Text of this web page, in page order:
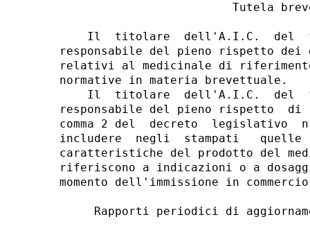
Tutela
Il  titolare  dell'A.I.C.  del
responsabile del pieno rispetto
relativi al medicinale di
normative in materia brevettuale.
Il  titolare  dell'A.I.C.  del
responsabile del pieno rispetto
comma 2 del  decreto  legislativo
includere  negli  stampati
caratteristiche del prodotto del
riferiscono a indicazioni o a
momento dell'immissione in
Rapporti periodici di